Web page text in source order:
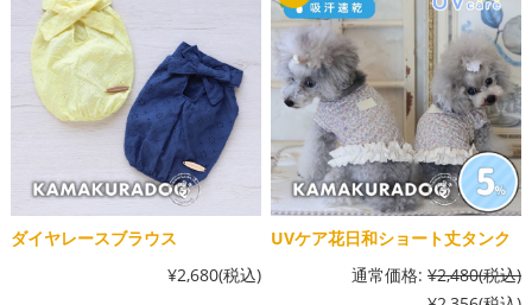
ダイヤレースブラウス
¥2,680(税込)
UVケア花日和ショート丈タンク
通常価格: ¥2,480(税込)